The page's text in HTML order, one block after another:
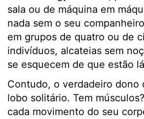
sala ou de máquina em
nada sem o seu
em grupos de quatro ou de
indivíduos, alcateias sem
se esquecem de que estão
Contudo, o verdadeiro dono
lobo solitário. Tem
cada movimento do seu